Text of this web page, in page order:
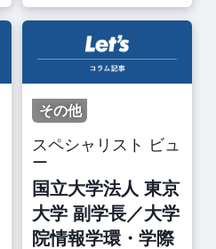
その他
スペシャリスト ビュ
ー
国立大学法人 東京
大学 副学長／大学
院情報学環・学際